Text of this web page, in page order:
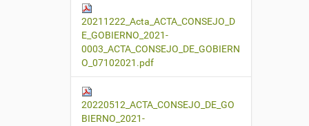
20211222_Acta_ACTA_CONSEJO_D
E_GOBIERNO_2021-
0003_ACTA_CONSEJO_DE_GOBIERN
O_07102021.pdf
20220512_ACTA_CONSEJO_DE_GO
BIERNO_2021-